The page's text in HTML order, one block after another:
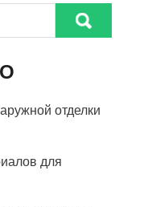
отделки
для